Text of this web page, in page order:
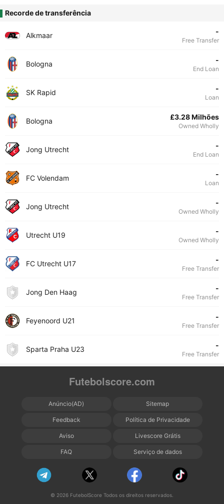
Recorde de transferência
Alkmaar -
Free Transfer
Bologna -
End Loan
SK Rapid -
Loan
Bologna £3.28 Milhões
Owned Wholly
Jong Utrecht -
End Loan
FC Volendam -
Loan
Jong Utrecht -
Owned Wholly
Utrecht U19 -
Owned Wholly
FC Utrecht U17 -
Free Transfer
Jong Den Haag -
Free Transfer
Feyenoord U21 -
Free Transfer
Sparta Praha U23 -
Free Transfer
Futebolscore.com
Anúncio(AD) Sitemap
Feedback Política de Privacidade
Aviso Livescore Grátis
FAQ Serviço de dados
© 2026 FutebolScore Todos os direitos reservados.